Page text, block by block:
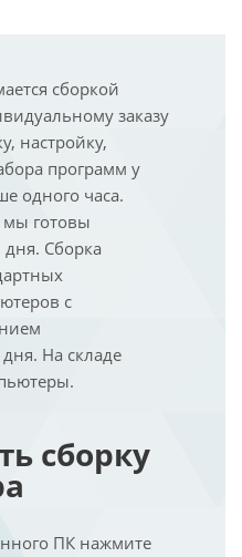
сборкой
заказу
настройку,
программ у
одного часа.
мы готовы
Сборка
с
дня. На складе
сборку
ПК нажмите